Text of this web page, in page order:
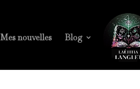
Mes nouvelles Blog